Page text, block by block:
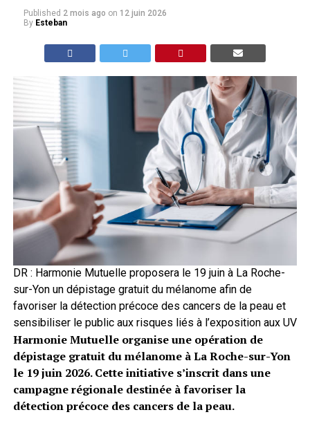
Published 2 mois ago on 12 juin 2026
By Esteban
DR : Harmonie Mutuelle proposera le 19 juin à La Roche-
sur-Yon un dépistage gratuit du mélanome afin de
favoriser la détection précoce des cancers de la peau et
sensibiliser le public aux risques liés à l’exposition aux UV
Harmonie Mutuelle organise une opération de
dépistage gratuit du mélanome à La Roche-sur-Yon
le 19 juin 2026. Cette initiative s’inscrit dans une
campagne régionale destinée à favoriser la
détection précoce des cancers de la peau.